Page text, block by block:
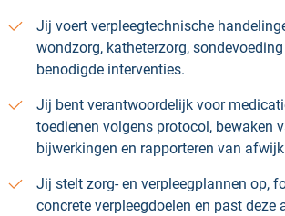
Jij voert verpleegtechnische
wondzorg, katheterzorg,
benodigde interventies.
Jij bent verantwoordelijk voor
toedienen volgens protocol, bewaken
bijwerkingen en rapporteren van
Jij stelt zorg- en verpleegplannen op,
concrete verpleegdoelen en past deze